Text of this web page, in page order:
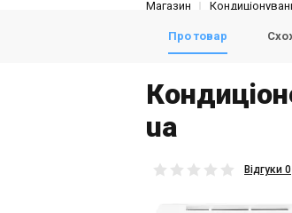
Магазин
Про товар
ua
Відгуки 0